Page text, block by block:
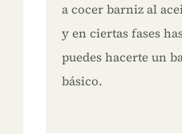
a cocer barniz al
y en ciertas fases
puedes hacerte un
básico.